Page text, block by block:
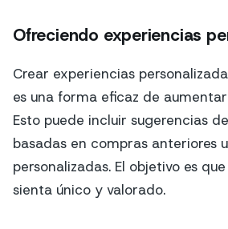
Ofreciendo experiencias
Crear experiencias
es una forma eficaz de
Esto puede incluir sugerencias
basadas en compras anteriores
personalizadas. El objetivo es
sienta único y valorado.